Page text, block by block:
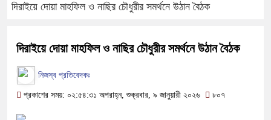
দিরাইয়ে দোয়া মাহফিল ও নাছির চৌধুরীর সমর্থনে উঠান বৈঠক
দিরাইয়ে দোয়া মাহফিল ও নাছির চৌধুরীর সমর্থনে উঠান বৈঠক
নিজস্ব প্রতিবেদকঃ
প্রকাশের সময়: ০২:৫৪:৩১ অপরাহ্ন, শুক্রবার, ৯ জানুয়ারী ২০২৬ ৮০৭